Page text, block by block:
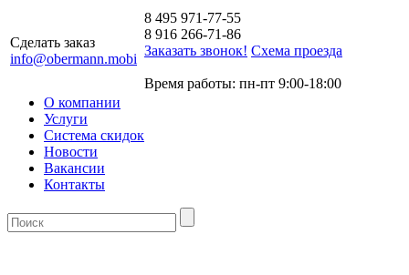
Сделать заказ
info@obermann.mobi
8 495 971-77-55
8 916 266-71-86
Заказать звонок! Схема проезда
Время работы: пн-пт 9:00-18:00
О компании
Услуги
Система скидок
Новости
Вакансии
Контакты